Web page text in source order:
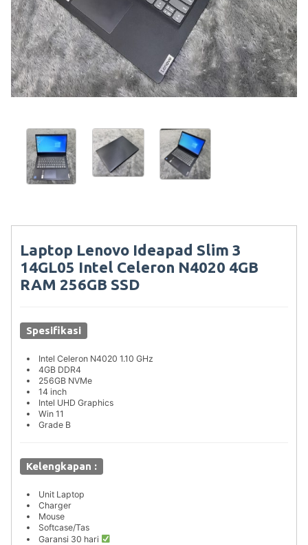
Laptop Lenovo Ideapad Slim 3
14GL05 Intel Celeron N4020 4GB
RAM 256GB SSD
Spesifikasi
Intel Celeron N4020 1.10 GHz
4GB DDR4
256GB NVMe
14 inch
Intel UHD Graphics
Win 11
Grade B
Kelengkapan :
Unit Laptop
Charger
Mouse
Softcase/Tas
Garansi 30 hari